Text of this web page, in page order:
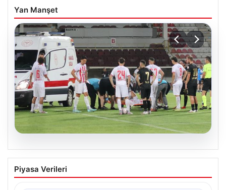
Yan Manşet
08.08.2026
Lig kötü haberle başladı! Ambulansla
hastaneye kaldırıldı
Piyasa Verileri